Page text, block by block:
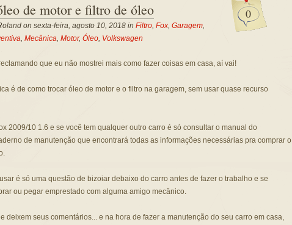
0
de motor e filtro de óleo
on sexta-feira, agosto 10, 2018 in Filtro, Fox, Garagem,
, Mecânica, Motor, Óleo, Volkswagen
que eu não mostrei mais como fazer coisas em casa, aí vai!
é de como trocar óleo de motor e o filtro na garagem, sem usar quase recurso
2009/10 1.6 e se você tem qualquer outro carro é só consultar o manual do
de manutenção que encontrará todas as informações necessárias pra comprar o
é só uma questão de bizoiar debaixo do carro antes de fazer o trabalho e se
ou pegar emprestado com alguma amigo mecânico.
deixem seus comentários... e na hora de fazer a manutenção do seu carro em casa,